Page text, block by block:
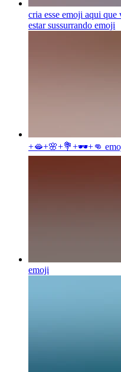
cria esse emoji aqui que
estar sussurrando emoji
+🫦+🌸+💐+🕶️+👊
emoji